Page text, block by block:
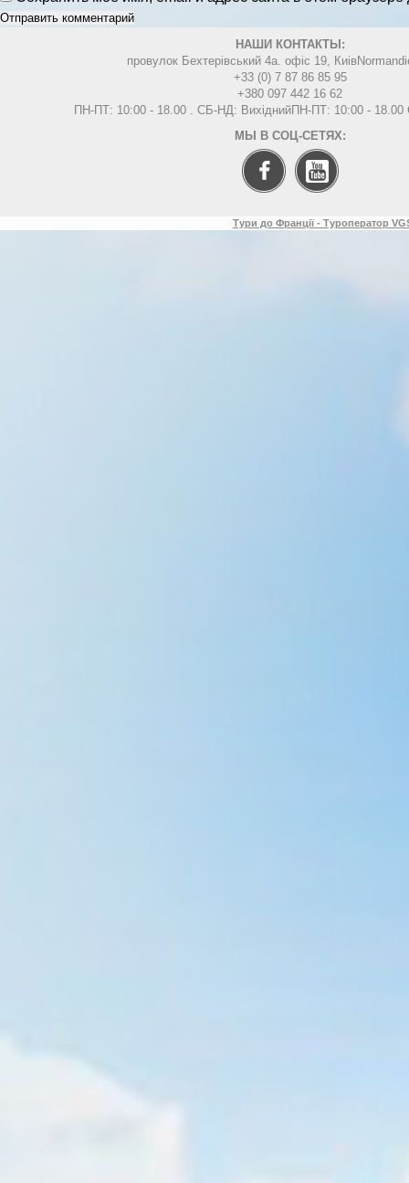
НАШИ КОНТАКТЫ:
провулок Бехтерівський 4а. офіс 19, Киів
+33 (0) 7 87 86 85 95
+380 097 442 16 62
ПН-ПТ: 10:00 - 18.00 . СБ-НД: ВихіднийПН-ПТ: 10:00 -
МЫ В СОЦ-СЕТЯХ:
Тури до Франції - Туроператор